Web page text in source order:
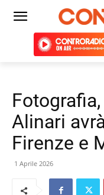
Alinari
Firenze e
1 Aprile 2026